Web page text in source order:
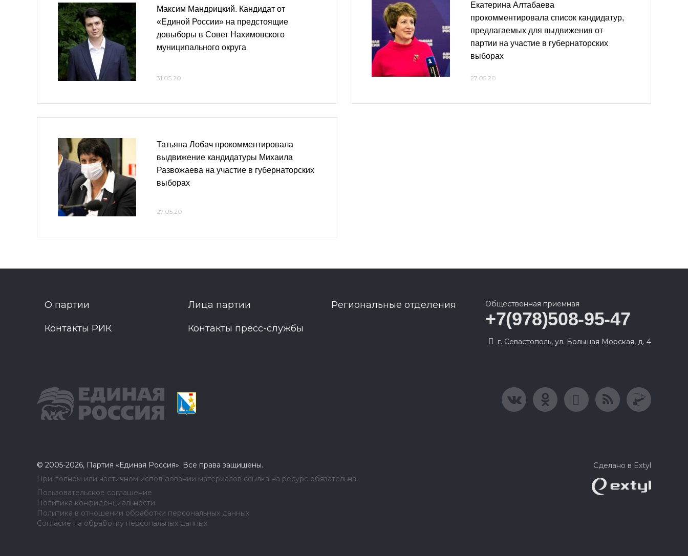
Максим Мандрицкий. Кандидат от
«Единой России» на предстоящие
довыборы в Совет Нахимовского
муниципального округа
31.05.20
Екатерина Алтабаева
прокомментировала список кандидатур,
предлагаемых для выдвижения от
партии на участие в губернаторских
выборах
27.05.20
Татьяна Лобач прокомментировала
выдвижение кандидатуры Михаила
Развожаева на участие в губернаторских
выборах
27.05.20
О партии Лица партии Региональные отделения
Контакты РИК Контакты пресс-службы
Общественная приемная
+7(978)508-95-47
г. Севастополь, ул. Большая Морская, д. 4
© 2005-2026, Партия «Единая Россия». Все права защищены.
При полном или частичном использовании материалов ссылка на ресурс обязательна.
Пользовательское соглашение
Политика конфиденциальности
Политика в отношении обработки персональных данных
Согласие на обработку персональных данных
Сделано в Extyl